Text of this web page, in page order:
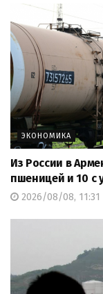
ЭКОНОМИКА
Из России в
пшеницей и 10 с
2026/08/08, 11:31